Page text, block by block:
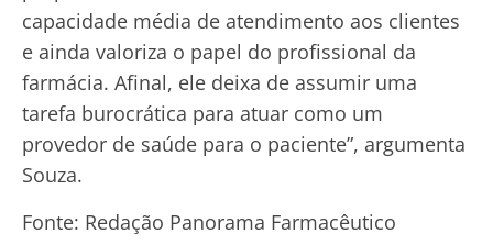
capacidade média de atendimento aos clientes
e ainda valoriza o papel do profissional da
farmácia. Afinal, ele deixa de assumir uma
tarefa burocrática para atuar como um
provedor de saúde para o paciente”, argumenta
Souza.
Fonte: Redação Panorama Farmacêutico